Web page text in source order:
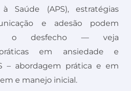
Saúde (APS), estratégias
e adesão podem
o desfecho — veja
em ansiedade e
– abordagem prática e em
e manejo inicial.